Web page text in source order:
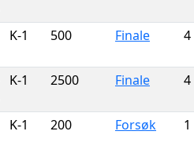
K-1 500 Finale 4
K-1 2500 Finale 4
K-1 200 Forsøk 1